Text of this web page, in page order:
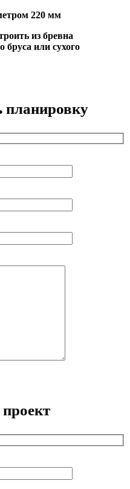
220 мм
из бревна
бруса или сухого
планировку
проект